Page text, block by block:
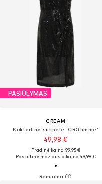
PASIŪLYMAS
CREAM
Kokteilinė suknelė 'CRGlimme'
49,98 €
Pradinė kaina: 99,95 €
Paskutinė mažiausia kaina:49,98 €